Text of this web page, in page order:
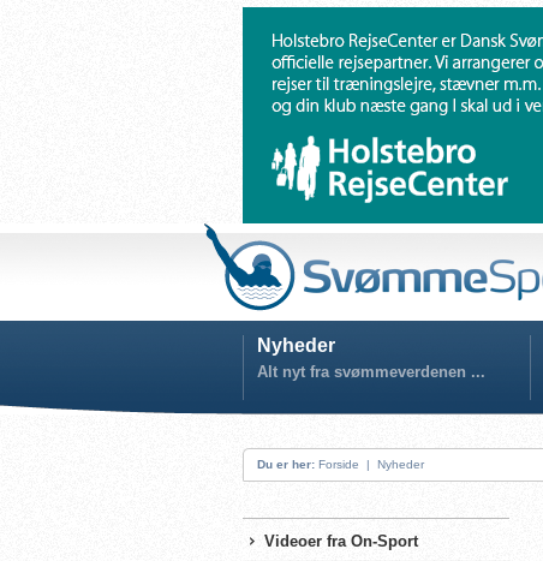
Nyheder
Alt nyt fra svømmeverdenen ...
Du er her: Forside | Nyheder
Videoer fra On-Sport